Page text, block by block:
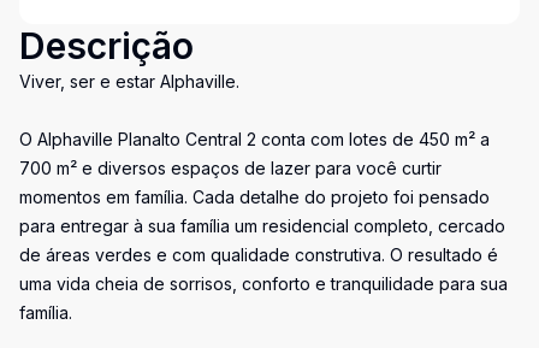
Descrição
Viver, ser e estar Alphaville.
O Alphaville Planalto Central 2 conta com lotes de 450 m² a
700 m² e diversos espaços de lazer para você curtir
momentos em família. Cada detalhe do projeto foi pensado
para entregar à sua família um residencial completo, cercado
de áreas verdes e com qualidade construtiva. O resultado é
uma vida cheia de sorrisos, conforto e tranquilidade para sua
família.